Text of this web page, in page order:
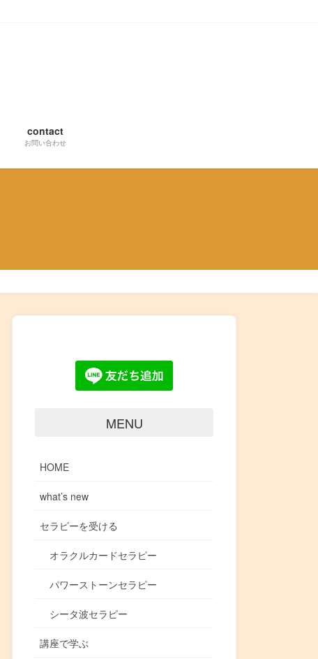
contact
お問い合わせ
MENU
HOME
what’s new
セラピーを受ける
オラクルカードセラピー
パワーストーンセラピー
シータ波セラピー
講座で学ぶ